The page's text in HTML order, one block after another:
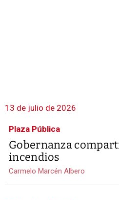
13 de julio de 2026
Plaza Pública
Gobernanza
incendios
Carmelo Marcén Albero